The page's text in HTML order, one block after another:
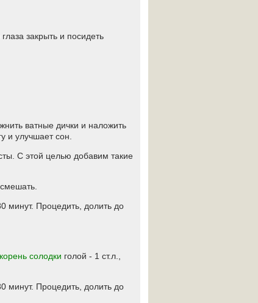
закрыть и посидеть
ватные дички и наложить
и улучшает сон.
С этой целью добавим такие
минут. Процедить, долить до
корень солодки голой - 1 ст.л.,
минут. Процедить, долить до